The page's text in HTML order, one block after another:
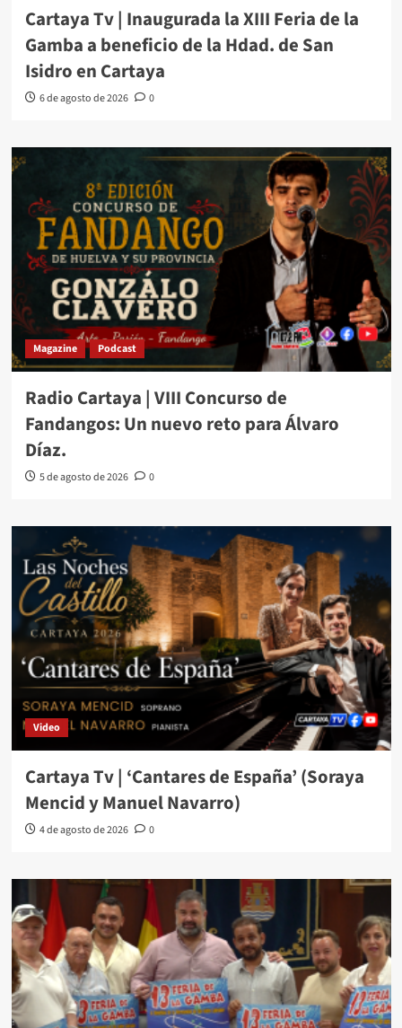
Cartaya Tv | Inaugurada la XIII Feria de la
Gamba a beneficio de la Hdad. de San
Isidro en Cartaya
6 de agosto de 2026 0
Magazine Podcast
Radio Cartaya | VIII Concurso de
Fandangos: Un nuevo reto para Álvaro
Díaz.
5 de agosto de 2026 0
Video
Cartaya Tv | ‘Cantares de España’ (Soraya
Mencid y Manuel Navarro)
4 de agosto de 2026 0